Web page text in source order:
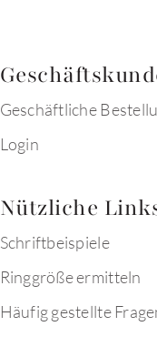
Geschäftliche
Login
Nützliche
Schriftbeispiele
Ringgröße ermitteln
Häufig gestellte